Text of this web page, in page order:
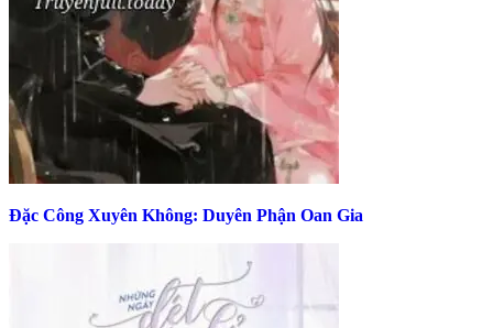
Đặc Công Xuyên Không: Duyên Phận Oan Gia